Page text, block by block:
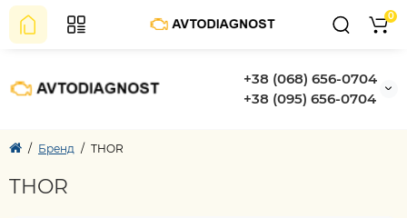
+38 (068) 656-0704
+38 (095) 656-0704
0
Бренд THOR
THOR